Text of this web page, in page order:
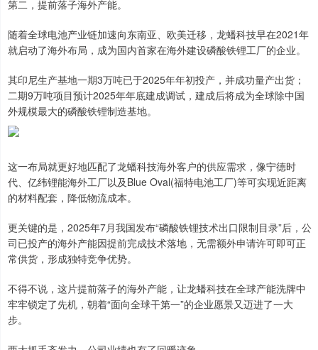
第二，提前落子海外产能。
随着全球电池产业链加速向东南亚、欧美迁移，龙蟠科技早在2021年
就启动了海外布局，成为国内首家在海外建设磷酸铁锂工厂的企业。
其印尼生产基地一期3万吨已于2025年年初投产，并成功量产出货；
二期9万吨项目预计2025年年底建成调试，建成后将成为全球除中国
外规模最大的磷酸铁锂制造基地。
这一布局就更好地匹配了龙蟠科技海外客户的供应需求，像宁德时
代、亿纬锂能海外工厂以及Blue Oval(福特电池工厂)等可实现近距离
的材料配套，降低物流成本。
更关键的是，2025年7月我国发布“磷酸铁锂技术出口限制目录”后，公
司已投产的海外产能因提前完成技术落地，无需额外申请许可即可正
常供货，形成独特竞争优势。
不得不说，这片提前落子的海外产能，让龙蟠科技在全球产能洗牌中
牢牢锁定了先机，朝着“面向全球干第一”的企业愿景又迈进了一大
步。